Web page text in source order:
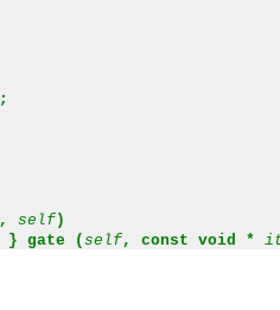
, self)
} gate (self, const void *